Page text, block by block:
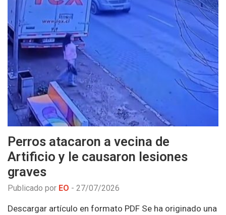
Perros atacaron a vecina de
Artificio y le causaron lesiones
graves
Publicado por EO - 27/07/2026
Descargar artículo en formato PDF Se ha originado una